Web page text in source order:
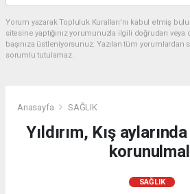
Yorum yazarak Topluluk Kuralları’nı kabul etmiş
sitesine yaptığınız yorumunuzla ilgili doğrudan
başınıza üstleniyorsunuz. Yazılan tüm
sorumlu tutulamaz.
Anasayfa SAĞLIK
Yıldırım, Kış
SAĞLIK